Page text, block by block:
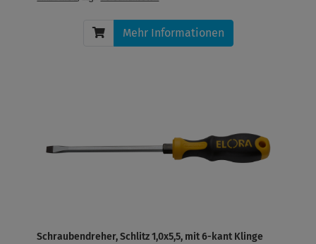
Mehr Informationen
Schraubendreher, Schlitz 1,0x5,5, mit 6-kant Klinge